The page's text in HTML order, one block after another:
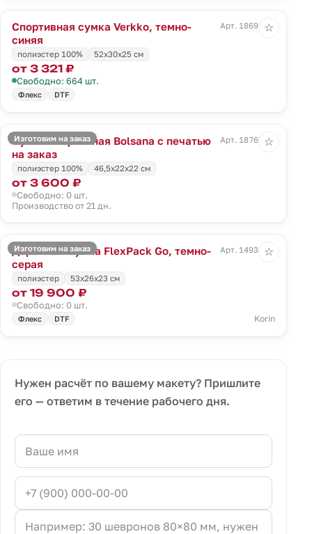
Спортивная сумка Verkko, темно-
синяя
Арт. 18698.43
полиэстер 100% 52х30х25 см
от 3 321 ₽
Свободно: 664 шт.
Флекс DTF
☆
Изготовим на заказ
Сумка спортивная Bolsana с печатью
на заказ
Арт. 18769.00
полиэстер 100% 46,5х22х22 см
от 3 600 ₽
Свободно: 0 шт.
Производство от 21 дн.
☆
Изготовим на заказ
Дорожная сумка FlexPack Go, темно-
серая
Арт. 14938.31
полиэстер 53x26x23 см
от 19 900 ₽
Свободно: 0 шт.
Флекс DTF Korin
☆
Нужен расчёт по вашему макету? Пришлите
его — ответим в течение рабочего дня.